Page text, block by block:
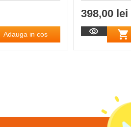
Adauga in cos
398,00 lei